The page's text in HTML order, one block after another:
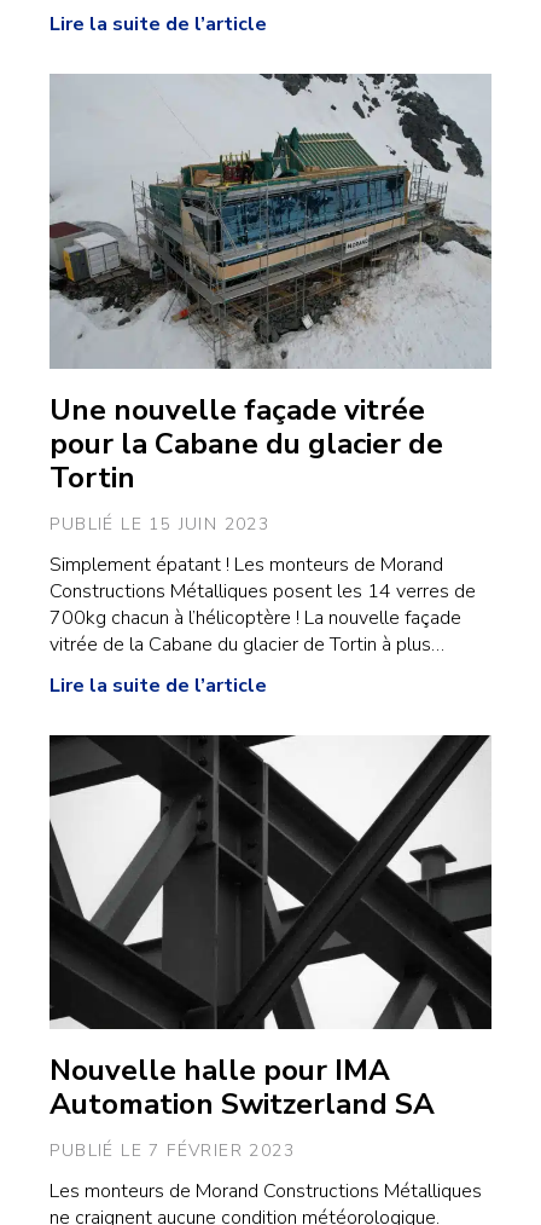
Lire la suite de l’article
Une nouvelle façade vitrée
pour la Cabane du glacier de
Tortin
PUBLIÉ LE 15 JUIN 2023
Simplement épatant ! Les monteurs de Morand
Constructions Métalliques posent les 14 verres de
700kg chacun à l’hélicoptère ! La nouvelle façade
vitrée de la Cabane du glacier de Tortin à plus…
Lire la suite de l’article
Nouvelle halle pour IMA
Automation Switzerland SA
PUBLIÉ LE 7 FÉVRIER 2023
Les monteurs de Morand Constructions Métalliques
ne craignent aucune condition météorologique.